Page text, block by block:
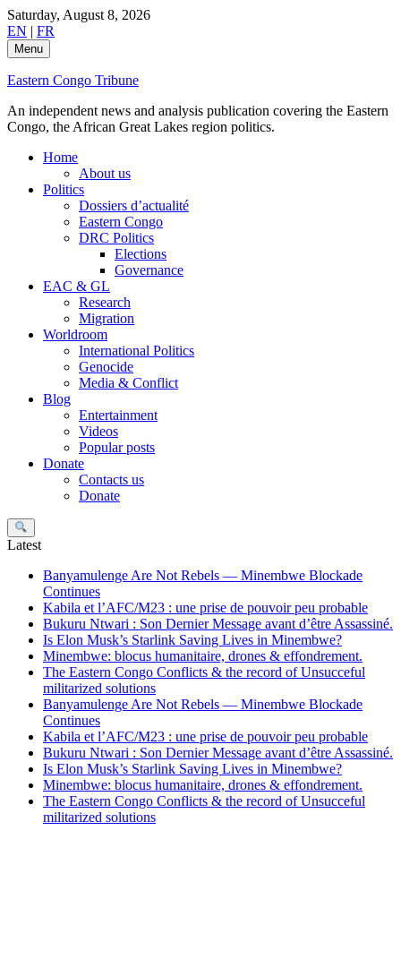
Skip
to
content
Saturday, August 8, 2026
EN | FR
Menu
Eastern Congo Tribune
An independent news and analysis publication covering the Eastern
Congo, the African Great Lakes region politics.
Home
About us
Politics
Dossiers d’actualité
Eastern Congo
DRC Politics
Elections
Governance
EAC & GL
Research
Migration
Worldroom
International Politics
Genocide
Media & Conflict
Blog
Entertainment
Videos
Popular posts
Donate
Contacts us
Donate
Search
Latest
Banyamulenge Are Not Rebels — Minembwe Blockade
Continues
Kabila et l’AFC/M23 : une prise de pouvoir peu probable
Bukuru Ntwari : Son Dernier Message avant d’être Assassiné.
Is Elon Musk’s Starlink Saving Lives in Minembwe?
Minembwe: blocus humanitaire, drones & effondrement.
The Eastern Congo Conflicts & the record of Unsucceful
militarized solutions
Banyamulenge Are Not Rebels — Minembwe Blockade
Continues
Kabila et l’AFC/M23 : une prise de pouvoir peu probable
Bukuru Ntwari : Son Dernier Message avant d’être Assassiné.
Is Elon Musk’s Starlink Saving Lives in Minembwe?
Minembwe: blocus humanitaire, drones & effondrement.
The Eastern Congo Conflicts & the record of Unsucceful
militarized solutions